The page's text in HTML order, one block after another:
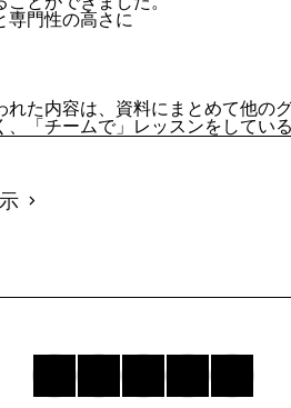
専門性の高さに
た内容は、資料にまとめて他の
、「チームで」レッスンをしてい